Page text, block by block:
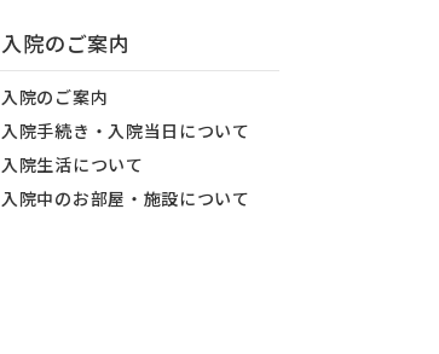
入院のご案内
入院のご案内
入院手続き・入院当日について
入院生活について
入院中のお部屋・施設について